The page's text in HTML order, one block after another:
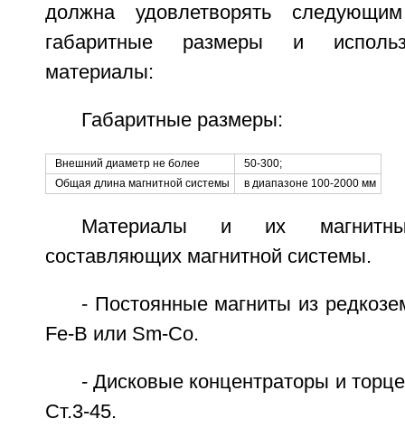
должна удовлетворять
габаритные размеры и
материалы:
Габаритные размеры:
Внешний диаметр не более
50-300;
Общая длина магнитной системы
в диапазоне 100-2000 мм
Материалы и их магнитные
составляющих магнитной системы.
- Постоянные магниты из
Fe-B или Sm-Co.
- Дисковые концентраторы и
Ст.3-45.